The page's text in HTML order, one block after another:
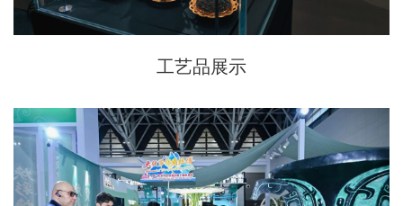
工艺品展示